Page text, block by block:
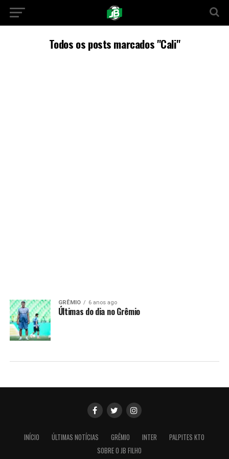
Todos os posts marcados "Cali"
GRÊMIO 6 anos ago
Últimas do dia no Grêmio
INÍCIO ÚLTIMAS NOTÍCIAS GRÊMIO INTER
PALPITES KTO
SOBRE O JB FILHO